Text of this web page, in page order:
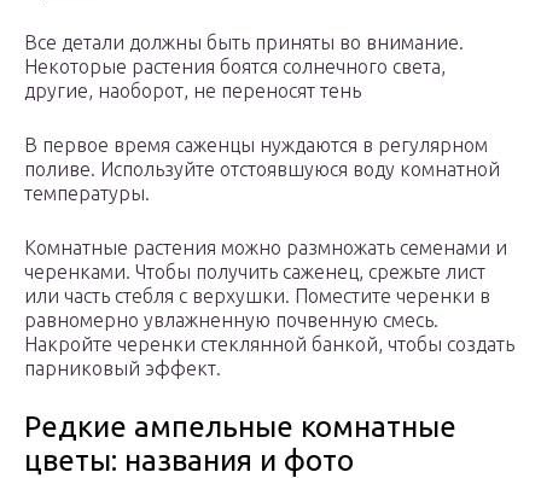
Все детали должны быть приняты во внимание.
Некоторые растения боятся солнечного света,
другие, наоборот, не переносят тень
В первое время саженцы нуждаются в регулярном
поливе. Используйте отстоявшуюся воду комнатной
температуры.
Комнатные растения можно размножать семенами и
черенками. Чтобы получить саженец, срежьте лист
или часть стебля с верхушки. Поместите черенки в
равномерно увлажненную почвенную смесь.
Накройте черенки стеклянной банкой, чтобы создать
парниковый эффект.
Редкие ампельные комнатные
цветы: названия и фото